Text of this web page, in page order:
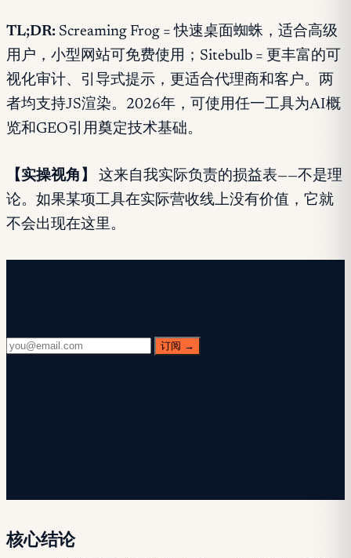
TL;DR: Screaming Frog = 快速桌面蜘蛛，适合高级
用户，小型网站可免费使用；Sitebulb = 更丰富的可
视化审计、引导式提示，更适合代理商和客户。两
者均支持JS渲染。2026年，可使用任一工具为AI概
览和GEO引用奠定技术基础。
【实操视角】
这来自我实际负责的损益表——不是理
论。如果某项工具在实际营收线上没有价值，它就
不会出现在这里。
订阅 →
核心结论